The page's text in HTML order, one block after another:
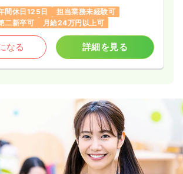
間休日125日
担当業務未経験可
二新卒可 月給24万円以上可
なる 詳細を見る